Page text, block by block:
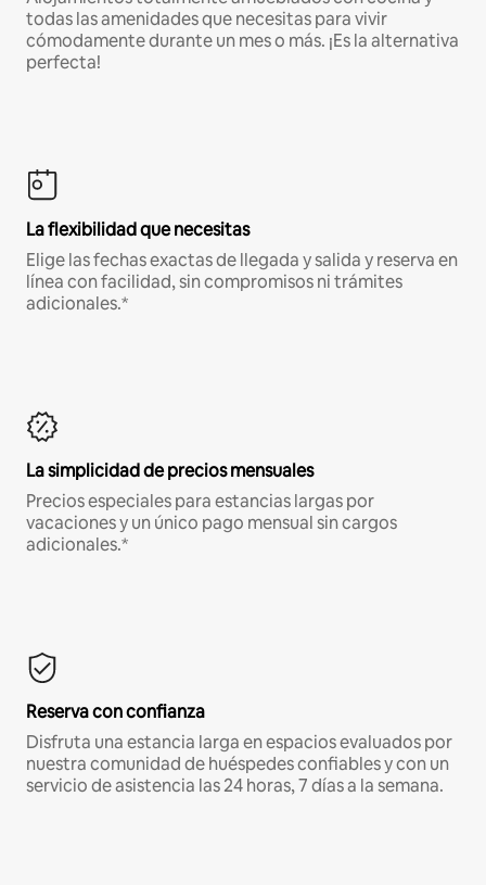
todas las amenidades que necesitas para vivir
cómodamente durante un mes o más. ¡Es la alternativa
perfecta!
La flexibilidad que necesitas
Elige las fechas exactas de llegada y salida y reserva en
línea con facilidad, sin compromisos ni trámites
adicionales.*
La simplicidad de precios mensuales
Precios especiales para estancias largas por
vacaciones y un único pago mensual sin cargos
adicionales.*
Reserva con confianza
Disfruta una estancia larga en espacios evaluados por
nuestra comunidad de huéspedes confiables y con un
servicio de asistencia las 24 horas, 7 días a la semana.